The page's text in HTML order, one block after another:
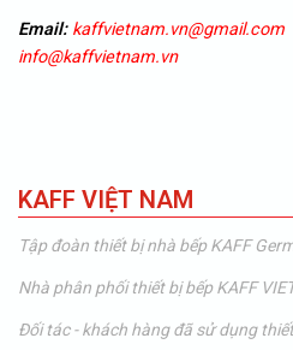
Email: kaffvietnam.vn@gmail.com
info@kaffvietnam.vn
KAFF VIỆT NAM
Tập đoàn thiết bị nhà bếp KAFF
Nhà phân phối thiết bị bếp KAFF
Đối tác - khách hàng đã sử dụng